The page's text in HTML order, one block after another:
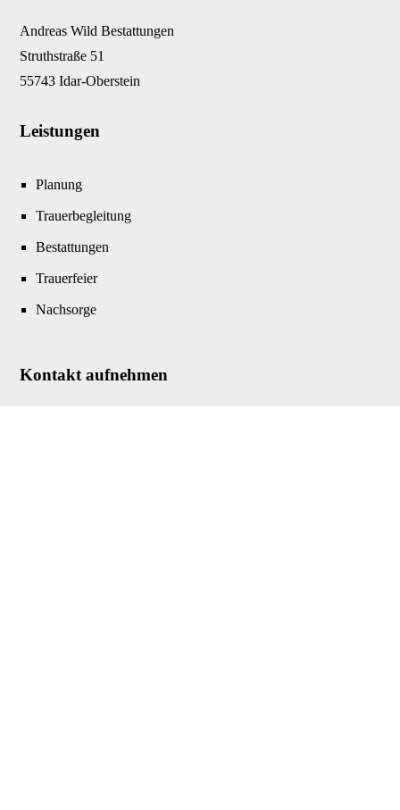
Andreas Wild Bestattungen
Struthstraße 51
55743 Idar-Oberstein
Leistungen
Planung
Trauerbegleitung
Bestattungen
Trauerfeier
Nachsorge
Kontakt aufnehmen